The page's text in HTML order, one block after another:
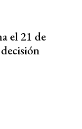
el 21 de